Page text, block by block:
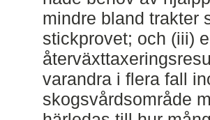
mindre bland trakter
stickprovet; och (iii)
varandra i flera fall
skogsvårdsområde